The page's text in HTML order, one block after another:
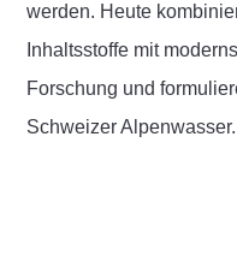
werden. Heute
Inhaltsstoffe mit
Forschung und
Schweizer Alpenwasser.